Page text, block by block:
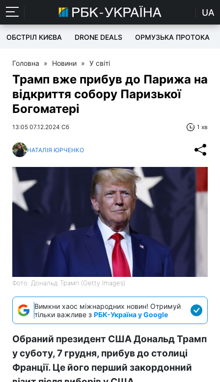
UA
ОБСТРІЛ КИЄВА DRONE DEALS ОРМУЗЬКА ПРОТОКА
Головна » Новини » У світі
Трамп вже прибув до Парижа на
відкриття собору Паризької
Богоматері
13:05 07.12.2024 Сб 1 хв
НАТАЛІЯ ЮРЧЕНКО
Фото: Дональд Трамп (Getty Images)
Вимкни хаос міжнародних новин! Отримуй
тільки важливе з РБК-Україна у Google
Обраний президент США Дональд Трамп
у суботу, 7 грудня, прибув до столиці
Франції. Це його перший закордонний